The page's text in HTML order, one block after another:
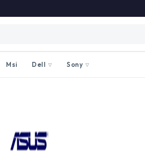
Msi Dell ▽ Sony ▽